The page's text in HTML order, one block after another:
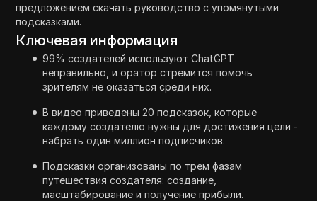
предложением скачать руководство с упомянутыми
подсказками.
Ключевая информация
99% создателей используют ChatGPT
неправильно, и оратор стремится помочь
зрителям не оказаться среди них.
В видео приведены 20 подсказок, которые
каждому создателю нужны для достижения цели -
набрать один миллион подписчиков.
Подсказки организованы по трем фазам
путешествия создателя: создание,
масштабирование и получение прибыли.